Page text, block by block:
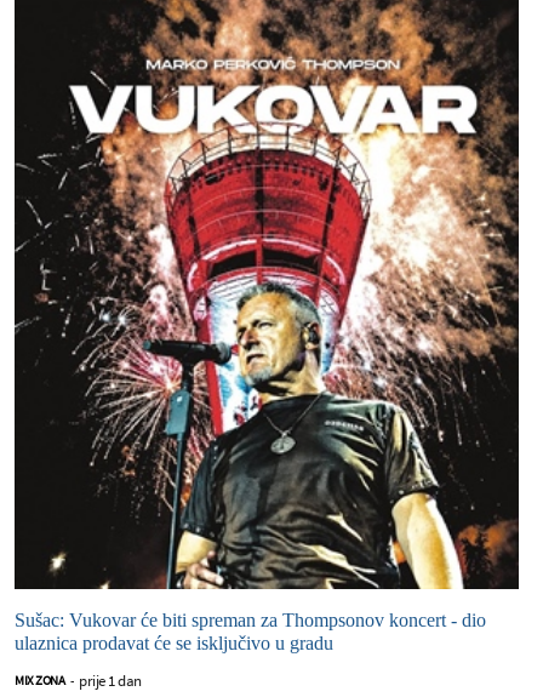
Sušac: Vukovar će biti spreman za Thompsonov koncert - dio
ulaznica prodavat će se isključivo u gradu
MIX ZONA - prije 1 dan